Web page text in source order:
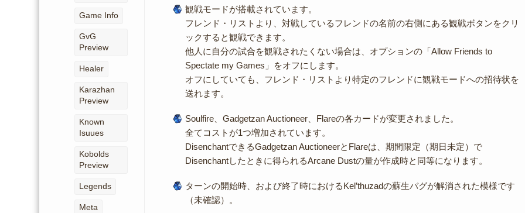
観戦モードが搭載されています。
フレンド・リストより、対戦しているフレンドの名前の右側にある観戦ボタンをクリ
ックすると観戦できます。
他人に自分の試合を観戦されたくない場合は、オプションの「Allow Friends to
Spectate my Games」をオフにします。
オフにしていても、フレンド・リストより特定のフレンドに観戦モードへの招待状を
送れます。
Soulfire、Gadgetzan Auctioneer、Flareの各カードが変更されました。
全てコストが1つ増加されています。
DisenchantできるGadgetzan AuctioneerとFlareは、期間限定（期日未定）で
Disenchantしたときに得られるArcane Dustの量が作成時と同等になります。
ターンの開始時、および終了時におけるKel’thuzadの蘇生バグが解消された模様です
（未確認）。
Game Info
GvG
Preview
Healer
Karazhan
Preview
Known
Isuues
Kobolds
Preview
Legends
Meta